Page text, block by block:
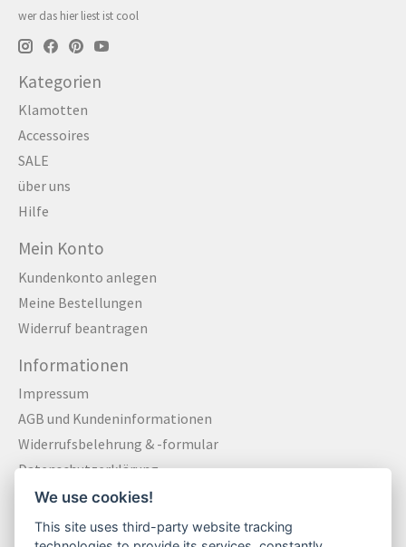
wer das hier liest ist cool
Kategorien
Klamotten
Accessoires
SALE
über uns
Hilfe
Mein Konto
Kundenkonto anlegen
Meine Bestellungen
Widerruf beantragen
Informationen
Impressum
AGB und Kundeninformationen
Widerrufsbelehrung & -formular
Datenschutzerklärung
Zahlungsarten
Versandkosten und Versandinformationen
We use cookies!
This site uses third-party website tracking